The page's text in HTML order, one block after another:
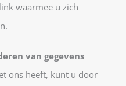
waarmee u zich
van gegevens
ons heeft, kunt u door